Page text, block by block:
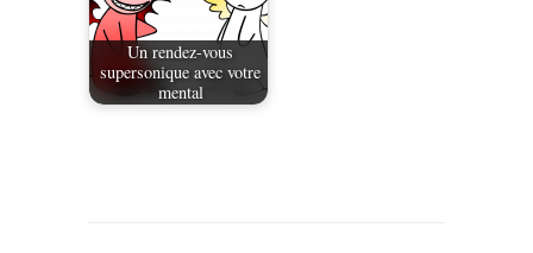
Un rendez-vous
supersonique avec votre
mental